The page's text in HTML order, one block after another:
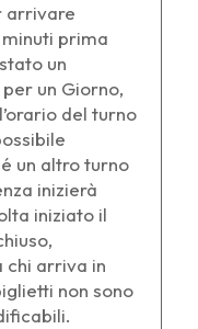
arrivare
minuti prima
un
un Giorno,
del turno
un altro turno
inizierà
iniziato il
chi arriva in
non sono